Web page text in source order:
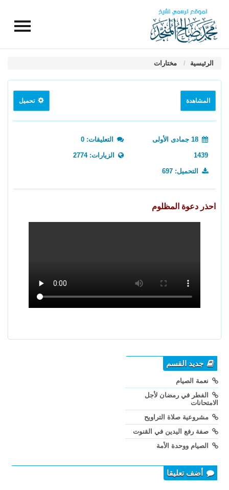
الرئيسية مختارات
المشاهدة تحميل
18 جمادى الأولى
1439
التعليقات: 0
الزيارات: 2774
التحميل: 697
احذر دعوة المظلوم
جديد القسم
نعمة الصيام
الفطر في رمضان لأجل
الامتحانات
مشروعية صلاة التراويح
صفة رفع اليدين في القنوت
الصيام ووحدة الأمة
أضف تعليقا